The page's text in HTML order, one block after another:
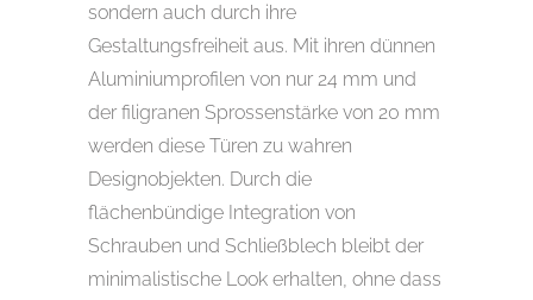
sondern auch durch ihre
Gestaltungsfreiheit aus. Mit ihren dünnen
Aluminiumprofilen von nur 24 mm und
der filigranen Sprossenstärke von 20 mm
werden diese Türen zu wahren
Designobjekten. Durch die
flächenbündige Integration von
Schrauben und Schließblech bleibt der
minimalistische Look erhalten, ohne dass